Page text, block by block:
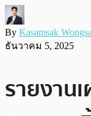
By Kasamsak
ธันวาคม 5, 2025
รายงาน